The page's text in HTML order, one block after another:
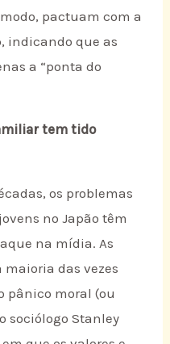
pactuam com a
indicando que as
a “ponta do
tem tido
os problemas
no Japão têm
na mídia. As
das vezes
pânico moral (ou
sociólogo Stanley